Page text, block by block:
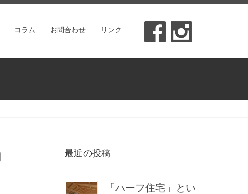
コラム お問合わせ リンク
最近の投稿
「ハーフ住宅」とい